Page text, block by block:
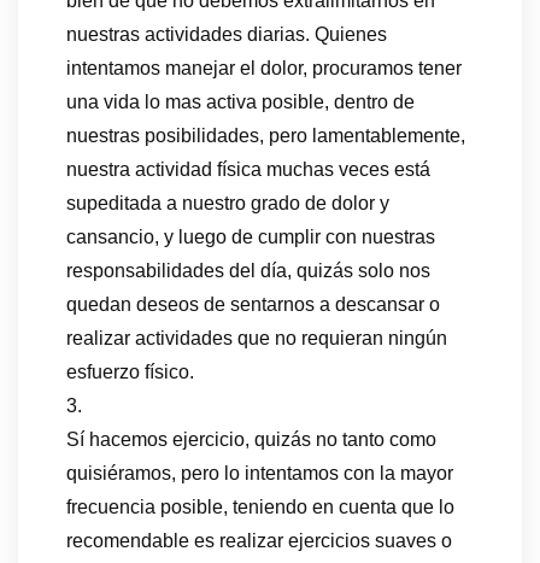
nuestras actividades diarias. Quienes
intentamos manejar el dolor, procuramos tener
una vida lo mas activa posible, dentro de
nuestras posibilidades, pero lamentablemente,
nuestra actividad física muchas veces está
supeditada a nuestro grado de dolor y
cansancio, y luego de cumplir con nuestras
responsabilidades del día, quizás solo nos
quedan deseos de sentarnos a descansar o
realizar actividades que no requieran ningún
esfuerzo físico.
3.
Sí hacemos ejercicio, quizás no tanto como
quisiéramos, pero lo intentamos con la mayor
frecuencia posible, teniendo en cuenta que lo
recomendable es realizar ejercicios suaves o